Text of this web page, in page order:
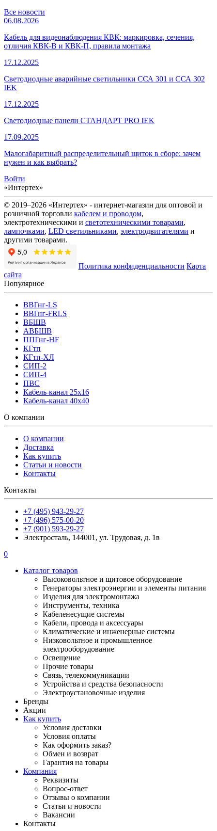
Все новости
06.08.2026
Кабель для видеонаблюдения КВК: маркировка, сечения,
отличия КВК-В и КВК-П, правила монтажа
17.12.2025
Светодиодные аварийные светильники ССА 301 и ССА 302
IEK
17.12.2025
Светодиодные панели СТАНДАРТ PRO IEK
17.09.2025
Малогабаритный распределительный щиток в сборе: зачем
нужен и как выбрать?
Войти
«Интертех»
© 2019–2026 «Интертех» - интернет-магазин для оптовой и
розничной торговли кабелем и проводом,
электротехническими и светотехническими товарами,
лампочками, LED светильниками, электродвигателями и
другими товарами.
Политика конфиденциальности Карта
сайта
Популярное
ВВГнг-LS
ВВГнг-FRLS
ВБШВ
АВБШВ
ППГнг-HF
КГтп
КГтп-ХЛ
СИП-2
СИП-4
ПВС
Кабель-канал 25х16
Кабель-канал 40х40
О компании
О компании
Доставка
Как купить
Статьи и новости
Контакты
Контакты
+7 (495) 943-29-27
+7 (496) 575-00-20
+7 (901) 593-29-27
Электросталь, 144001, ул. Трудовая, д. 1в
0
Каталог товаров
Высоковольтное и щитовое оборудование
Генераторы электроэнергии и элементы питания
Изделия для электромонтажа
Инструменты, техника
Кабеленесущие системы
Кабели, провода и аксессуары
Климатические и инженерные системы
Низковольтное и промышленное
электрооборудование
Освещение
Прочие товары
Связь, телекоммуникации
Устройства и средства безопасности
Электроустановочные изделия
Бренды
Акции
Как купить
Условия доставки
Условия оплаты
Как оформить заказ?
Обмен и возврат
Гарантия на товары
Компания
Реквизиты
Вопрос-ответ
Отзывы о компании
Статьи и новости
Вакансии
Контакты